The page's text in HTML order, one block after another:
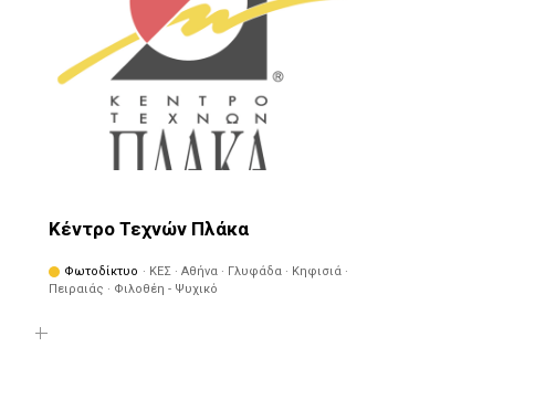
Κέντρο Τεχνών Πλάκα
Φωτοδίκτυο · ΚΕΣ · Αθήνα · Γλυφάδα · Κηφισιά ·
Πειραιάς · Φιλοθέη - Ψυχικό